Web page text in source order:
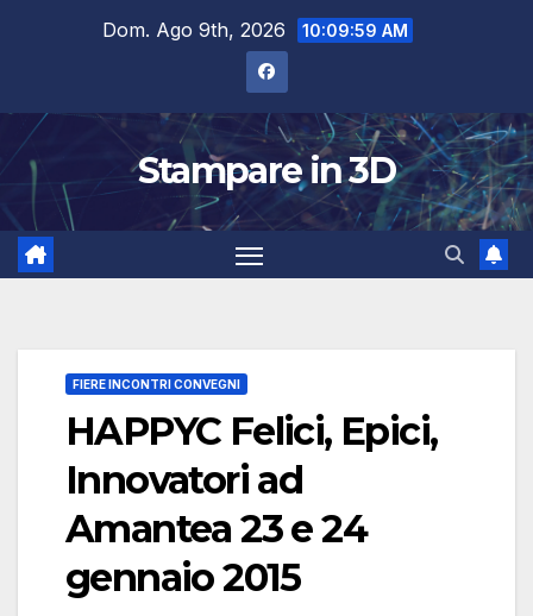
Dom. Ago 9th, 2026 10:10:00 AM
Stampare in 3D
FIERE INCONTRI CONVEGNI
HAPPYC Felici, Epici,
Innovatori ad
Amantea 23 e 24
gennaio 2015